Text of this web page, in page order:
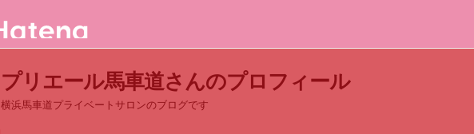
プリエール馬車道さんのプロフィール
横浜馬車道プライベートサロンのブログです